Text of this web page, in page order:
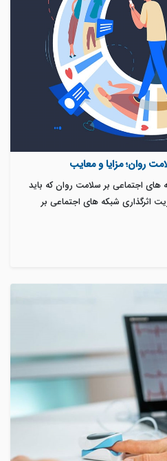
روان؛ مزایا و معایب
های اجتماعی بر سلامت روان که باید
اثرگذاری شبکه های اجتماعی بر